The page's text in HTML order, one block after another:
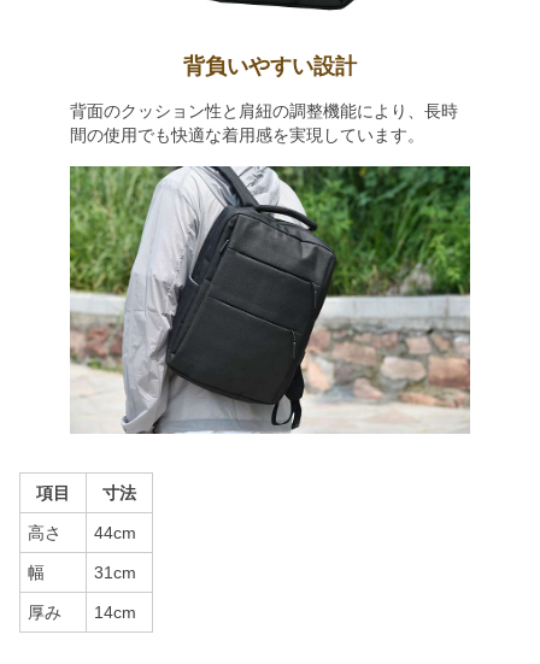
背負いやすい設計
背面のクッション性と肩紐の調整機能により、長時
間の使用でも快適な着用感を実現しています。
項目 寸法
高さ 44cm
幅 31cm
厚み 14cm